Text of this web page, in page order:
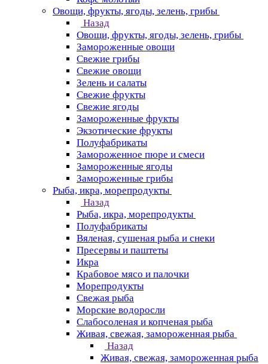
Овощи, фрукты, ягоды, зелень, грибы
Назад
Овощи, фрукты, ягоды, зелень, грибы
Замороженные овощи
Свежие грибы
Свежие овощи
Зелень и салаты
Свежие фрукты
Свежие ягоды
Замороженные фрукты
Экзотические фрукты
Полуфабрикаты
Замороженное пюре и смеси
Замороженные ягоды
Замороженные грибы
Рыба, икра, морепродукты
Назад
Рыба, икра, морепродукты
Полуфабрикаты
Вяленая, сушеная рыба и снеки
Пресервы и паштеты
Икра
Крабовое мясо и палочки
Морепродукты
Свежая рыба
Морские водоросли
Слабосоленая и копченая рыба
Живая, свежая, замороженная рыба
Назад
Живая, свежая, замороженная рыба